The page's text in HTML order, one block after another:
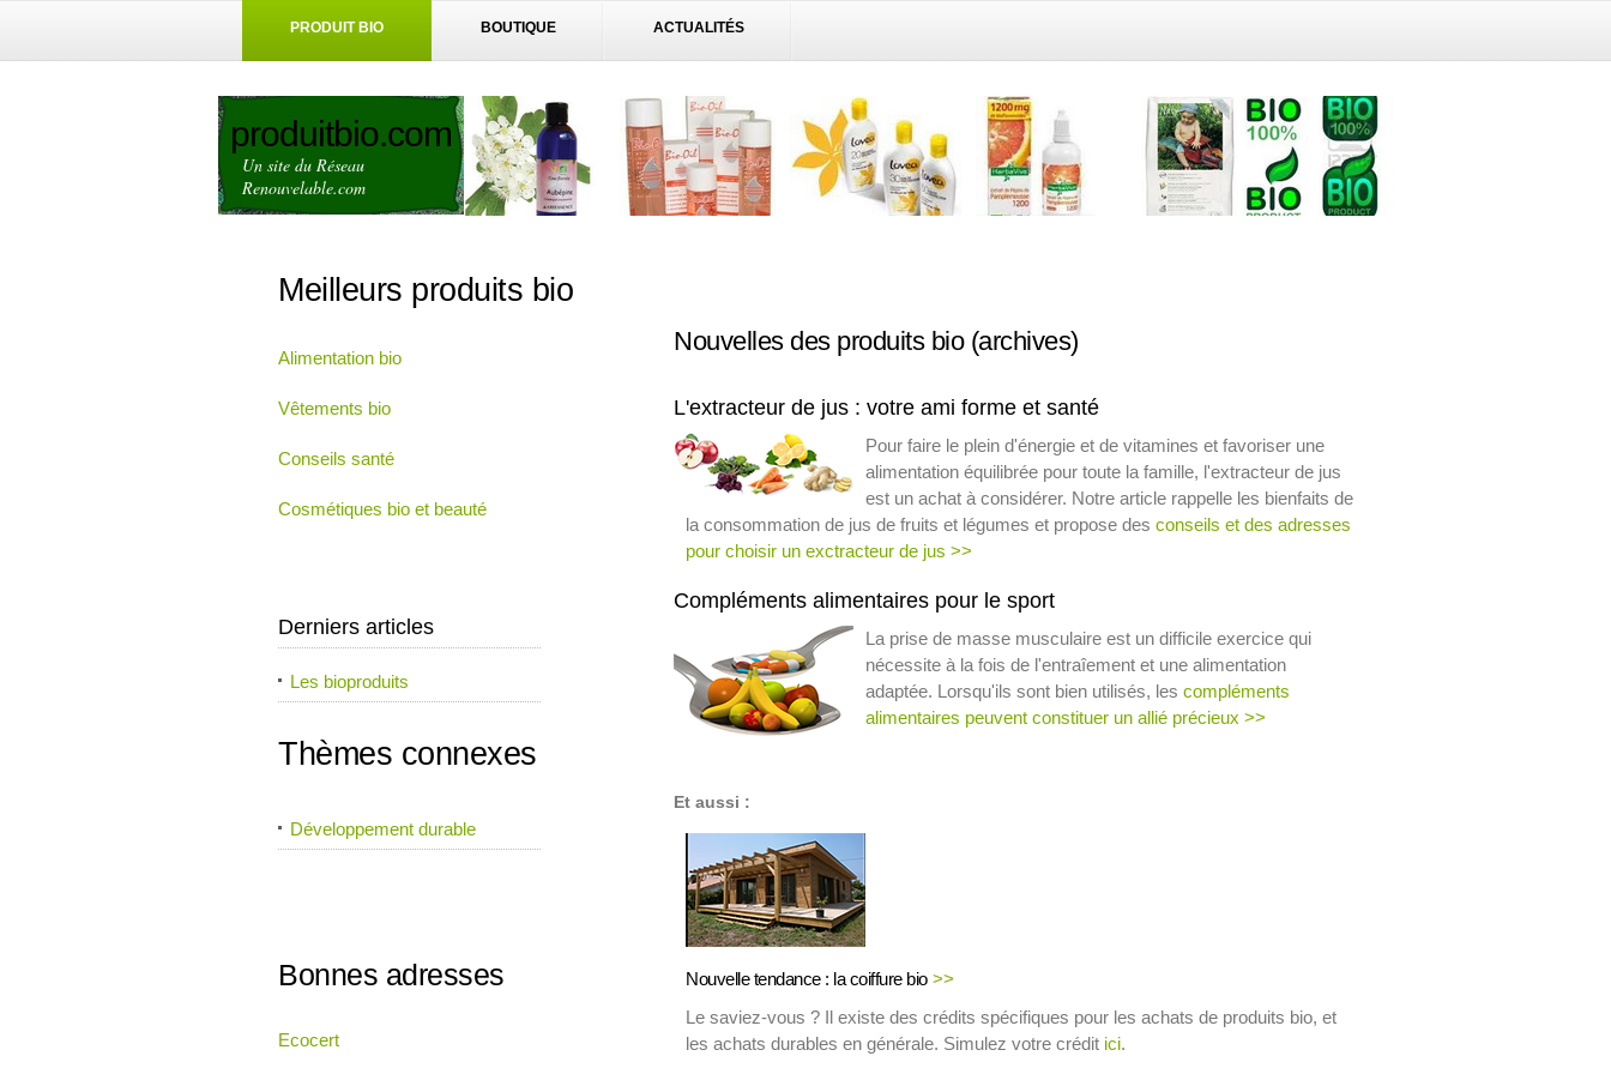
PRODUIT BIO BOUTIQUE ACTUALITÉS
produitbio.com
Un site du Réseau
Renouvelable.com
Nouvelles des produits bio(archives)
L'extracteur de jus : votre ami forme et santé
Pour faire le plein d'énergie et de vitamines et favoriser une
alimentation équilibrée pour toute la famille, l'extracteur de jus
est un achat à considérer. Notre article rappelle les bienfaits de
la consommation de jus de fruits et légumes et propose des conseils et des adresses
pour choisir un exctracteur de jus >>
Compléments alimentaires pour le sport
La prise de masse musculaire est un difficile exercice qui
nécessite à la fois de l'entraîement et une alimentation
adaptée. Lorsqu'ils sont bien utilisés, les compléments
alimentaires peuvent constituer un allié précieux >>
Et aussi :
Nouvelle tendance : la coiffure bio>>
Le saviez-vous ? Il existe des crédits spécifiques pour les achats de produits bio, et
les achats durables en générale. Simulez votre crédit ici.
Meilleurs produits bio
Alimentation bio
Vêtements bio
Conseils santé
Cosmétiques bio et beauté
Derniers articles
Les bioproduits
Thèmes connexes
Développement durable
Bonnes adresses
Ecocert